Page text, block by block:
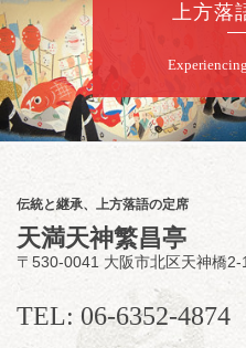
8月9日
らららのら
桂雀太「まんじ
菜」／桂三実
ン」／桂九ノ
に「なんのこっ
開演：午後6時
前売3,000円 当
お問合せ：ら
090-6976-
上方落
伝統と継承、上方落語の定席
天満天神繁昌亭
〒530-0041 大阪市北区天神橋2-
TEL: 06-6352-4874